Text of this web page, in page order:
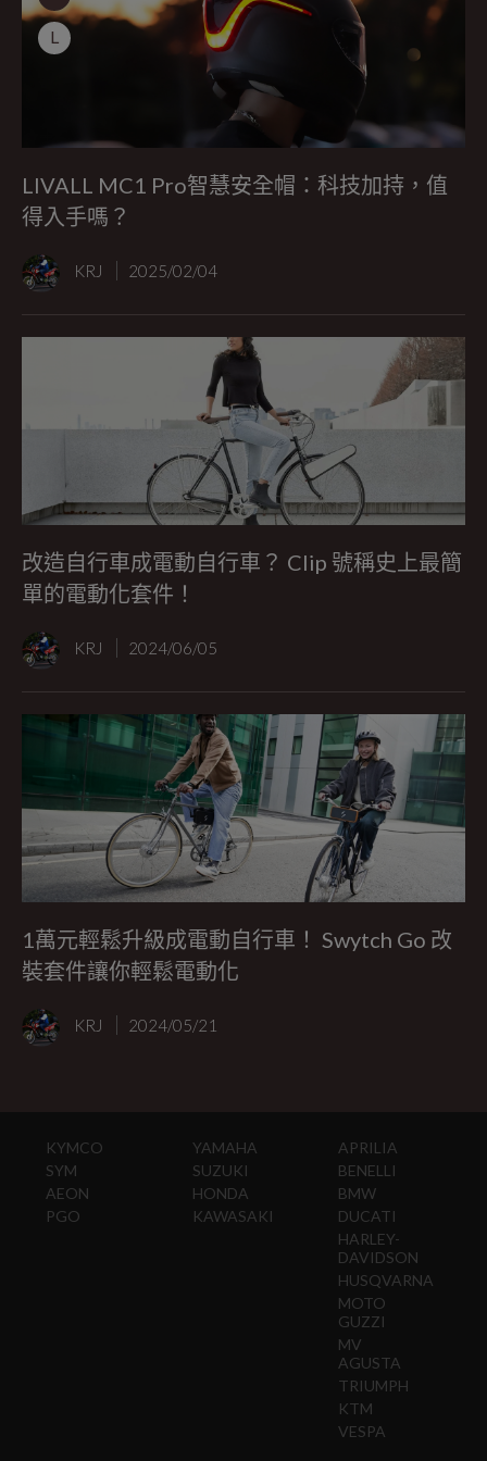
L
LIVALL MC1 Pro智慧安全帽：科技加持，值
得入手嗎？
KRJ 2025/02/04
改造自行車成電動自行車？ Clip 號稱史上最簡
單的電動化套件！
KRJ 2024/06/05
1萬元輕鬆升級成電動自行車！ Swytch Go 改
裝套件讓你輕鬆電動化
KRJ 2024/05/21
KYMCO
SYM
AEON
PGO
YAMAHA
SUZUKI
HONDA
KAWASAKI
APRILIA
BENELLI
BMW
DUCATI
HARLEY-
DAVIDSON
HUSQVARNA
MOTO
GUZZI
MV
AGUSTA
TRIUMPH
KTM
VESPA